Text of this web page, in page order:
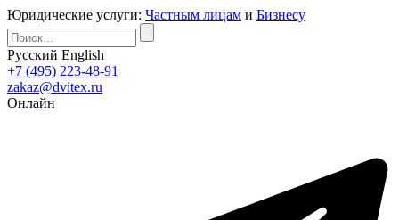
Юридические услуги: Частным лицам и Бизнесу
Русский English
+7 (495) 223-48-91
zakaz@dvitex.ru
Онлайн